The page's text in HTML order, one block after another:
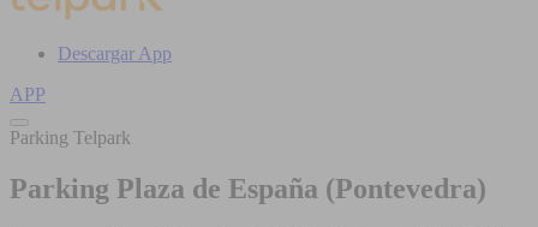
Descargar App
APP
Parking Telpark
Parking Plaza de España (Pontevedra)